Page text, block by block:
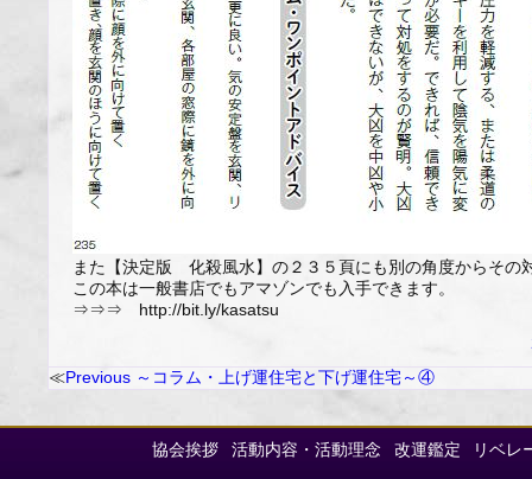
また【決定版 化殺風水】の２３５頁にも別の角度からその
この本は一般書店でもアマゾンでも入手できます。
⇒⇒⇒ http://bit.ly/kasatsu
Previous ～コラム・上げ運住宅と下げ運住宅～④
協会挨拶 活動内容・活動理念 改運鑑定 リベレ